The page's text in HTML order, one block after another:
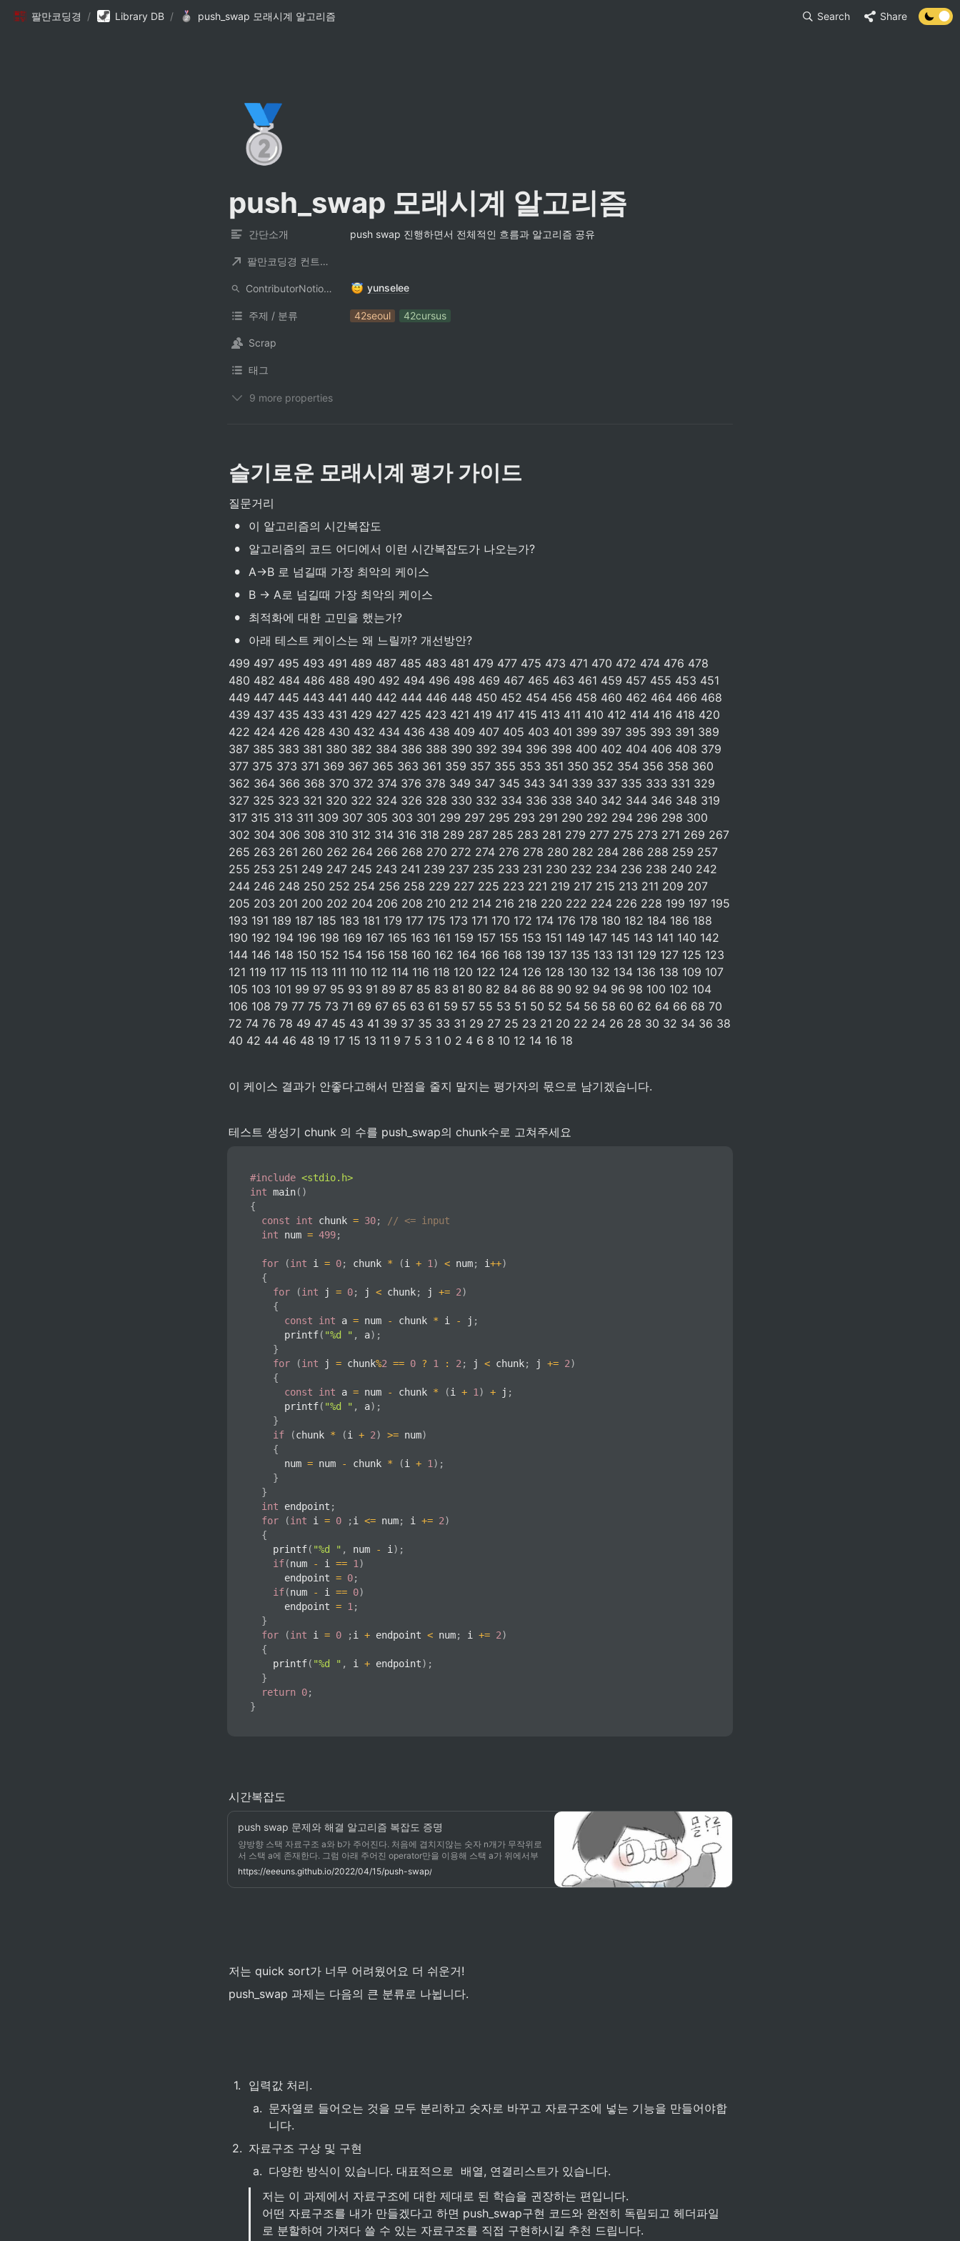
팔만코딩경 / Library DB / push_swap 모래시계 알고리즘 Search Share
🥈
push_swap 모래시계 알고리즘
간단소개 push swap 진행하면서 전체적인 흐름과 알고리즘 공유
팔만코딩경 컨트리뷰터
ContributorNotionAccount yunselee
주제 / 분류 42seoul 42cursus
Scrap
태그
9 more properties
슬기로운 모래시계 평가 가이드
질문거리
• 이 알고리즘의 시간복잡도
• 알고리즘의 코드 어디에서 이런 시간복잡도가 나오는가?
• A→B 로 넘길때 가장 최악의 케이스
• B → A로 넘길때 가장 최악의 케이스
• 최적화에 대한 고민을 했는가?
•
아래 테스트 케이스는 왜 느릴까? 개선방안?
499 497 495 493 491 489 487 485 483 481 479 477 475 473 471 470 472 474 476 478
480 482 484 486 488 490 492 494 496 498 469 467 465 463 461 459 457 455 453 451
449 447 445 443 441 440 442 444 446 448 450 452 454 456 458 460 462 464 466 468
439 437 435 433 431 429 427 425 423 421 419 417 415 413 411 410 412 414 416 418 420
422 424 426 428 430 432 434 436 438 409 407 405 403 401 399 397 395 393 391 389
387 385 383 381 380 382 384 386 388 390 392 394 396 398 400 402 404 406 408 379
377 375 373 371 369 367 365 363 361 359 357 355 353 351 350 352 354 356 358 360
362 364 366 368 370 372 374 376 378 349 347 345 343 341 339 337 335 333 331 329
327 325 323 321 320 322 324 326 328 330 332 334 336 338 340 342 344 346 348 319
317 315 313 311 309 307 305 303 301 299 297 295 293 291 290 292 294 296 298 300
302 304 306 308 310 312 314 316 318 289 287 285 283 281 279 277 275 273 271 269 267
265 263 261 260 262 264 266 268 270 272 274 276 278 280 282 284 286 288 259 257
255 253 251 249 247 245 243 241 239 237 235 233 231 230 232 234 236 238 240 242
244 246 248 250 252 254 256 258 229 227 225 223 221 219 217 215 213 211 209 207
205 203 201 200 202 204 206 208 210 212 214 216 218 220 222 224 226 228 199 197 195
193 191 189 187 185 183 181 179 177 175 173 171 170 172 174 176 178 180 182 184 186 188
190 192 194 196 198 169 167 165 163 161 159 157 155 153 151 149 147 145 143 141 140 142
144 146 148 150 152 154 156 158 160 162 164 166 168 139 137 135 133 131 129 127 125 123
121 119 117 115 113 111 110 112 114 116 118 120 122 124 126 128 130 132 134 136 138 109 107
105 103 101 99 97 95 93 91 89 87 85 83 81 80 82 84 86 88 90 92 94 96 98 100 102 104
106 108 79 77 75 73 71 69 67 65 63 61 59 57 55 53 51 50 52 54 56 58 60 62 64 66 68 70
72 74 76 78 49 47 45 43 41 39 37 35 33 31 29 27 25 23 21 20 22 24 26 28 30 32 34 36 38
40 42 44 46 48 19 17 15 13 11 9 7 5 3 1 0 2 4 6 8 10 12 14 16 18
이 케이스 결과가 안좋다고해서 만점을 줄지 말지는 평가자의 몫으로 남기겠습니다.
테스트 생성기 chunk 의 수를 push_swap의 chunk수로 고쳐주세요
#include <stdio.h>
int main( )
{
const
int chunk = 30;
// <= input
int num = 499;
for (int i = 0; chunk * (i + 1 ) < num; i++)
{
for
(int j = 0; j < chunk; j += 2)
{
const
int a = num - chunk * i - j ;
printf( "%d " , a) ;
}
for
(int j = chunk%2 == 0 ? 1 : 2 ; j < chunk; j += 2)
{
const
int a = num - chunk * (i + 1 ) + j ;
printf( "%d " , a) ;
}
if
(chunk * (i + 2) >= num)
{
			num
= num - chunk * (i + 1 ) ;
}
}
int endpoint ;
for
(int i = 0 ; i <= num; i += 2)
{
printf( "%d " , num - i ) ;
if(num - i == 1 )
			endpoint
= 0;
if(num - i == 0)
			endpoint
= 1 ;
}
for
(int i = 0 ; i + endpoint < num; i += 2)
{
printf( "%d " , i + endpoint) ;
}
return 0;
}
시간복잡도
push swap 문제와 해결 알고리즘 복잡도 증명
양방향 스택 자료구조 a와 b가 주어진다. 처음에 겹치지않는 숫자 n개가 무작위로
서 스택 a에 존재한다. 그럼 아래 주어진 operator만을 이용해 스택 a가 위에서부
터 오름차순이 되도록 정렬하는 문제이다 sa: swap a - a의 가장 위에 있는 두 요
소를 교환한다. sb: swap b - b의 가장 위에 있는 두 요소를 교환한다.
https://eeeuns.github.io/2022/04/15/push-swap/
저는 quick sort가 너무 어려웠어요 더 쉬운거!
push_swap 과제는 다음의 큰 분류로 나뉩니다.
1.
입력값 처리.
a. 문자열로 들어오는 것을 모두 분리하고 숫자로 바꾸고 자료구조에 넣는 기능을 만들어야합
니다.
2. 자료구조 구상 및 구현
a. 다양한 방식이 있습니다. 대표적으로  배열, 연결리스트가 있습니다.
저는 이 과제에서 자료구조에 대한 제대로 된 학습을 권장하는 편입니다.
어떤 자료구조를 내가 만들겠다고 하면 push_swap구현 코드와 완전히 독립되고 헤더파일
로 분할하여 가져다 쓸 수 있는 자료구조를 직접 구현하시길 추천 드립니다.